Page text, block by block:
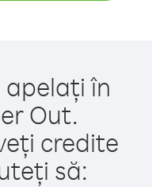
apelați în
Out.
credite
să: